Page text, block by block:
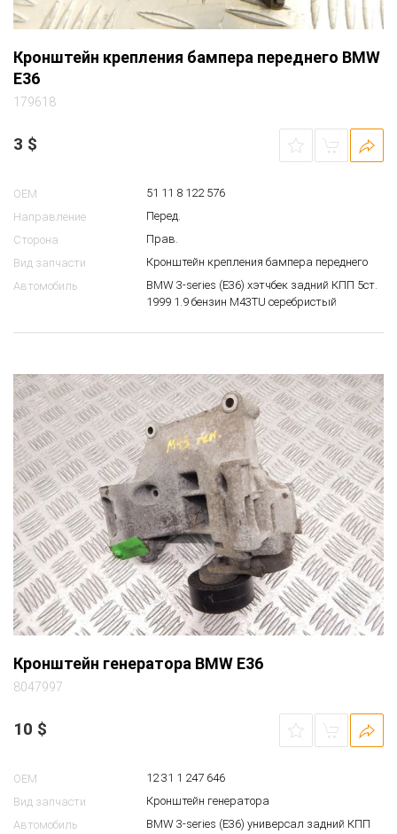
Кронштейн крепления бампера переднего BMW
E36
179618
3 $
OEM
51 11 8 122 576
Направление
Перед.
Сторона
Прав.
Вид запчасти
Кронштейн крепления бампера переднего
Автомобиль
BMW 3-series (E36) хэтчбек задний КПП 5ст.
1999 1.9 бензин M43TU серебристый
Кронштейн генератора BMW E36
8047997
10 $
OEM
12 31 1 247 646
Вид запчасти
Кронштейн генератора
Автомобиль
BMW 3-series (E36) универсал задний КПП